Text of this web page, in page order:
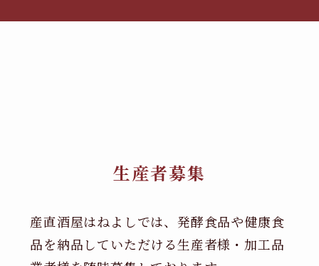
生産者募集
産直酒屋はねよしでは、発酵食品や健康食
品を納品していただける生産者様・加工品